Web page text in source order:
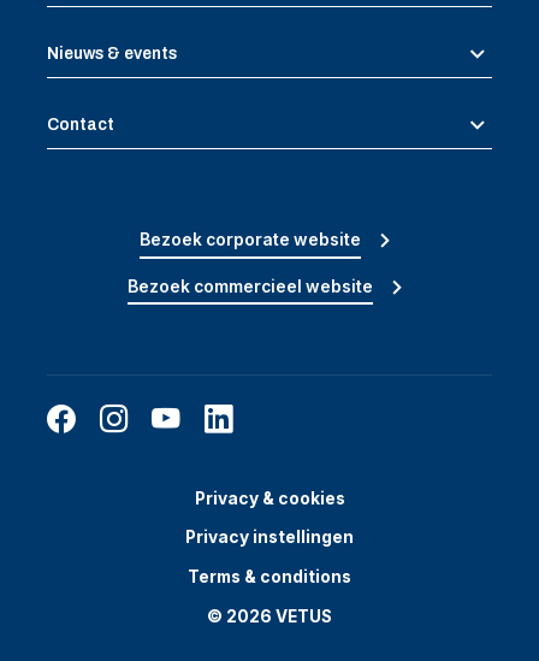
Nieuws & events
Contact
Bezoek corporate website
Bezoek commercieel website
Privacy & cookies
Privacy instellingen
Terms & conditions
© 2026 VETUS